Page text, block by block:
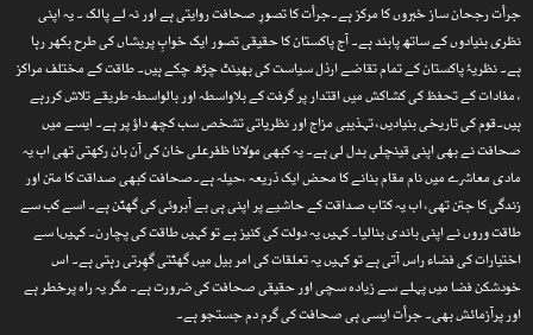
جرأت رجحان ساز خبروں کا مرکز ہے۔جرأت کا تصورِ صحافت روایتی ہے اور نہ لے پالک ۔ یہ اپنی
نظری بنیادوں کے ساتھ پابند ہے۔ آج پاکستان کا حقیقی تصور ایک خوابِ پریشاں کی طرح بکھر رہا
ہے۔ نظریۂ پاکستان کے تمام تقاضے ارذل سیاست کی بھینٹ چڑھ چکے ہیں۔ طاقت کے مختلف مراکز
، مفادات کے تحفظ کی کشاکش میں اقتدار پر گرفت کے بلاواسطہ اور بالواسطہ طریقے تلاش کررہے
ہیں۔قوم کی تاریخی بنیادیں، تہذیبی مزاج اور نظریاتی تشخص سب کچھ داؤ پر ہے۔ ایسے میں
صحافت نے بھی اپنی قینچلی بدل لی ہے۔ یہ کبھی مولانا ظفرعلی خان کی آن بان رکھتی تھی اب یہ
مادی معاشرے میں نام مقام بنانے کا محض ایک ذریعہ ،حیلہ ہے۔صحافت کبھی صداقت کا متن اور
زندگی کا جتن تھی، اب یہ کتاب صداقت کے حاشیے پر اپنی ہی بے آبروئی کی گھٹن ہے۔ اسے کب سے
طاقت وروں نے اپنی باندی بنالیا۔ کہیں یہ دولت کی کنیز ہے تو کہیں طاقت کی پچارن۔ کہیںا سے
اختیارات کی فضاء راس آتی ہے تو کہیں یہ تعلقات کی امر بیل میں گھٹتی گھِرتی رہتی ہے۔ اس
خودشکن فضا میں پہلے سے زیادہ سچی اور حقیقی صحافت کی ضرورت ہے۔ مگر یہ راہ پرخطر ہے
اور پرآزمائش بھی۔ جرأت ایسی ہی صحافت کی گرم دم جستجو ہے۔